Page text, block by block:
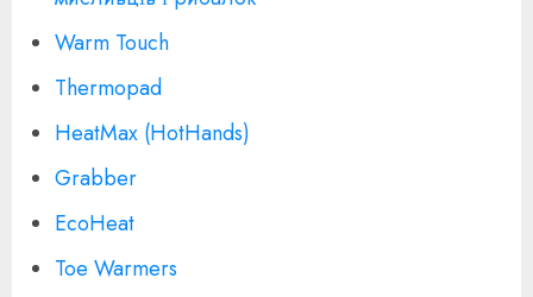
Warm Touch
Thermopad
HeatMax (HotHands)
Grabber
EcoHeat
Toe Warmers